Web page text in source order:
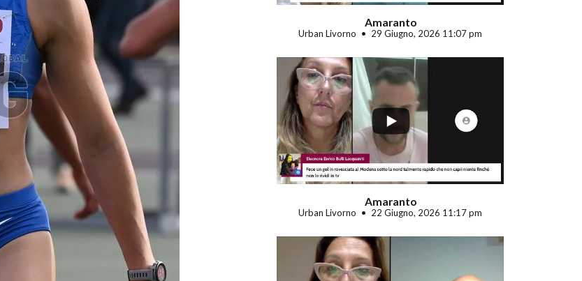
Amaranto
Urban Livorno 29 Giugno, 2026 11:07 pm
...
Amaranto
Urban Livorno 22 Giugno, 2026 11:17 pm